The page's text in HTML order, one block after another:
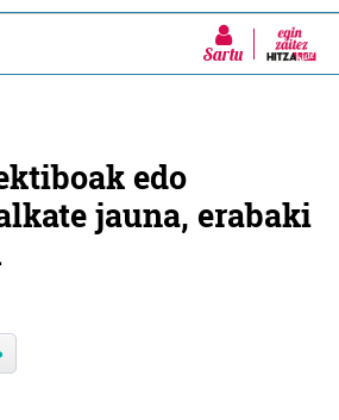
Sartu
edo
jauna, erabaki